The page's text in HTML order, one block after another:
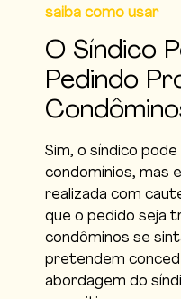
saiba como usar
O Síndico
Pedindo
Sim, o síndico
condomínios, mas
realizada com
que o pedido seja
condôminos se
pretendem
abordagem do